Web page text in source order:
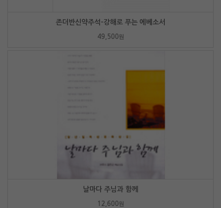
존더반신약주석-강해로 푸는 에베소서
49,500원
날마다 주님과 함께
12,600원